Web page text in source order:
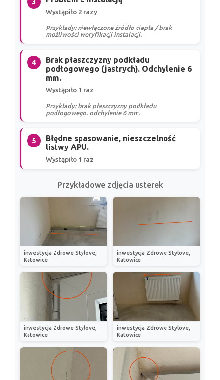
3
Wystąpiło 2 razy
Przykłady: niewłączone źródło ciepła / brak
możliwości weryfikacji instalacji.
4
Brak płaszczyzny podkładu
podłogowego (jastrych). Odchylenie 6
mm.
Wystąpiło 1 raz
Przykłady: brak płaszczyzny podkładu
podłogowego. odchylenie 6 mm.
5
Błędne spasowanie, nieszczelność
listwy APU.
Wystąpiło 1 raz
Przykładowe zdjęcia usterek
inwestycja Zdrowe Stylove,
Katowice
inwestycja Zdrowe Stylove,
Katowice
inwestycja Zdrowe Stylove,
Katowice
inwestycja Zdrowe Stylove,
Katowice